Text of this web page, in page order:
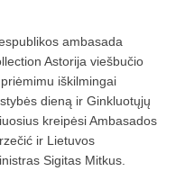
ambasada
Astorija viešbučio
iškilmingai
dieną ir Ginkluotųjų
kreipėsi Ambasados
ir Lietuvos
Sigitas Mitkus.